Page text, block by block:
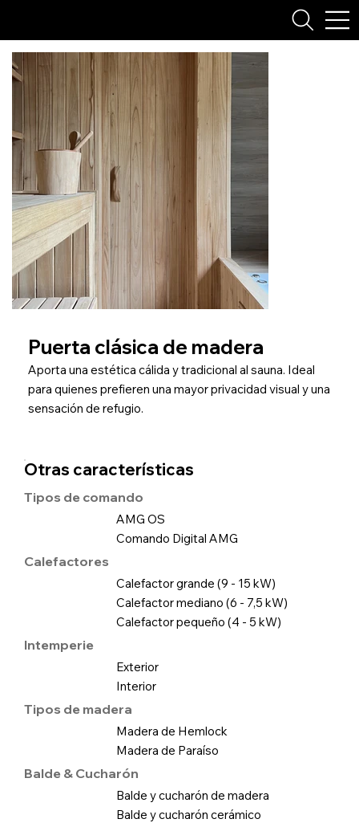
Puerta clásica de madera
Aporta una estética cálida y tradicional al sauna. Ideal
para quienes prefieren una mayor privacidad visual y una
sensación de refugio.
Otras características
Tipos de comando
AMG OS
Comando Digital AMG
Calefactores
Calefactor grande (9 - 15 kW)
Calefactor mediano (6 - 7,5 kW)
Calefactor pequeño (4 - 5 kW)
Intemperie
Exterior
Interior
Tipos de madera
Madera de Hemlock
Madera de Paraíso
Balde & Cucharón
Balde y cucharón de madera
Balde y cucharón cerámico